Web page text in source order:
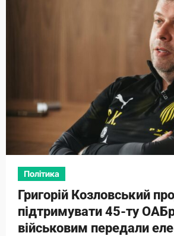
Політика
Григорій Козловський
підтримувати 45-ту
військовим передали